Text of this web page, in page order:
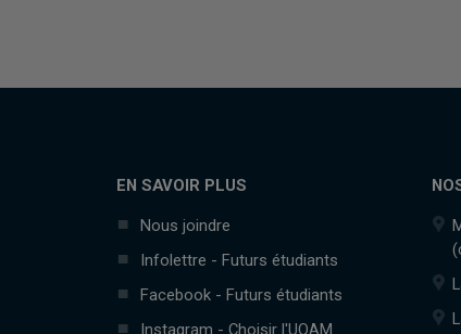
EN SAVOIR PLUS
Nous joindre
Infolettre - Futurs étudiants
Facebook - Futurs étudiants
Instagram - Choisir l'UQAM